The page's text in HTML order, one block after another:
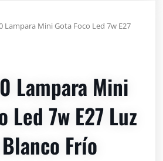
Lampara Mini Gota Foco Led 7w E27
Lampara Mini
Led 7w E27 Luz
Frío